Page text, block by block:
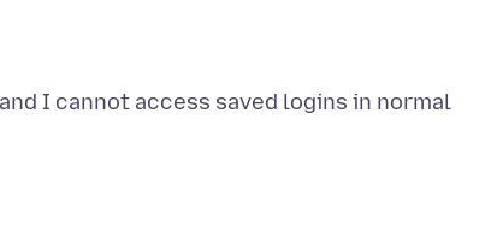
I cannot access saved logins in normal